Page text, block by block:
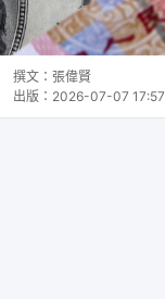
撰文： 張偉賢
出版： 2026-07-07 17:57